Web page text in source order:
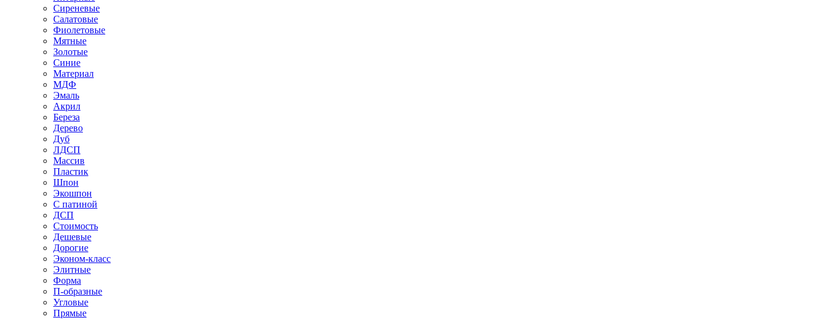
Сиреневые
Салатовые
Фиолетовые
Мятные
Золотые
Синие
Материал
МДФ
Эмаль
Акрил
Береза
Дерево
Дуб
ЛДСП
Массив
Пластик
Шпон
Экошпон
С патиной
ДСП
Стоимость
Дешевые
Дорогие
Эконом-класс
Элитные
Форма
П-образные
Угловые
Прямые